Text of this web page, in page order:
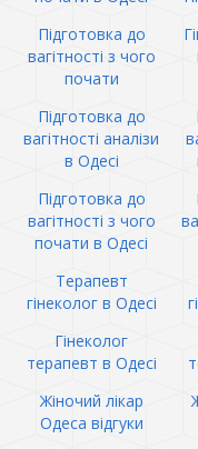
Підготовка до
вагітності з чого
почати
Підготовка до
вагітності аналізи
в Одесі
Підготовка до
вагітності з чого
почати в Одесі
Терапевт
гінеколог в Одесі
Гінеколог
терапевт в Одесі
Жіночий лікар
Одеса відгуки